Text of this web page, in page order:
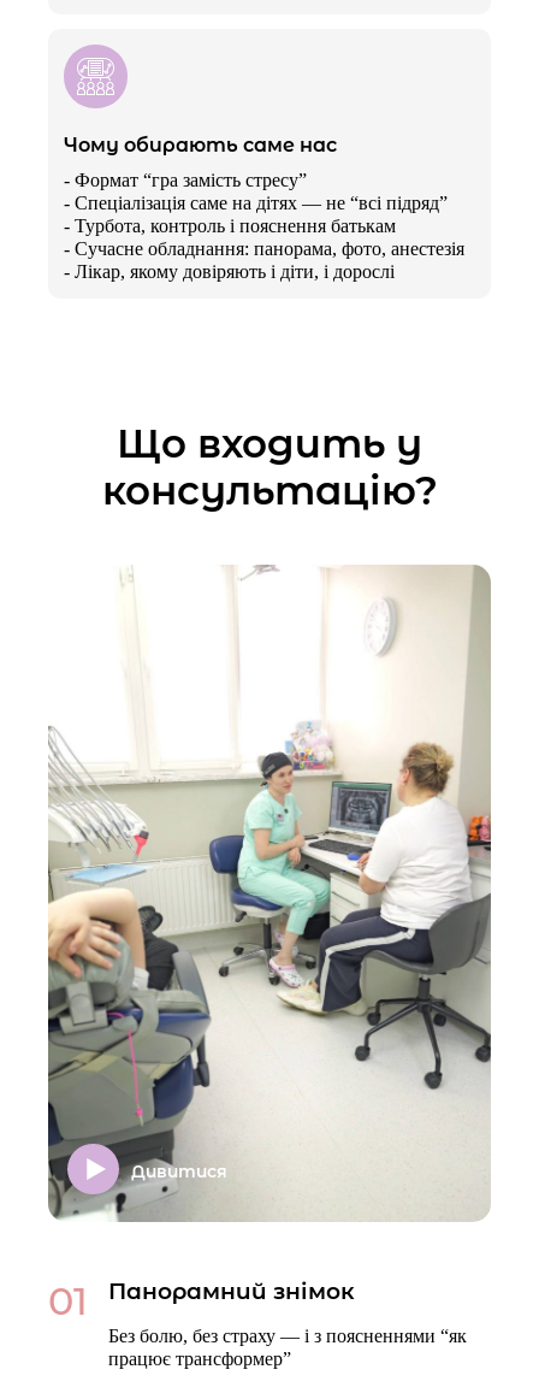
Чому обирають саме нас
- Формат “гра замість стресу”
- Спеціалізація саме на дітях — не “всі підряд”
- Турбота, контроль і пояснення батькам
- Сучасне обладнання: панорама, фото, анестезія
- Лікар, якому довіряють і діти, і дорослі
Що входить у
консультацію?
Дивитися
01 Панорамний знімок
Без болю, без страху — і з поясненнями “як
працює трансформер”